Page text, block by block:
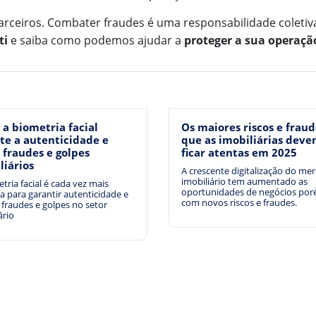
Combater fraudes é uma responsabilidade
e saiba como podemos ajudar a proteger a sua
a biometria facial
a autenticidade e
e golpes
facial é cada vez mais
para garantir autenticidade e
e golpes no setor
Os maiores riscos e
que as imobiliárias
ficar atentas em 2025
A crescente digitalização do
imobiliário tem aumentado as
oportunidades de negócios
com novos riscos e fraudes.